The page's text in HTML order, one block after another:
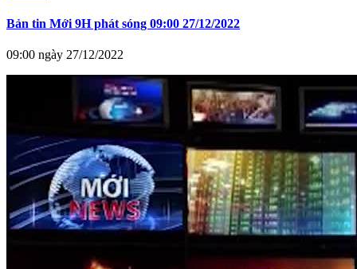
Bản tin Mới 9H phát sóng 09:00 27/12/2022
09:00 ngày 27/12/2022